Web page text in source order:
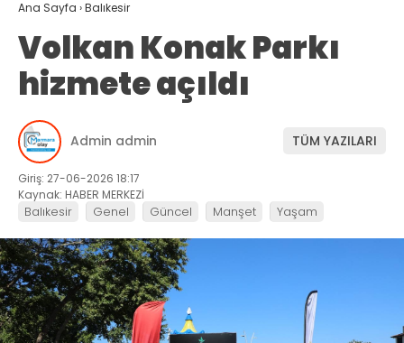
Ana Sayfa ›Balıkesir
Volkan Konak Parkı
hizmete açıldı
Admin admin TÜM YAZILARI
Giriş: 27-06-2026 18:17
Kaynak: HABER MERKEZİ
Balıkesir Genel Güncel Manşet Yaşam